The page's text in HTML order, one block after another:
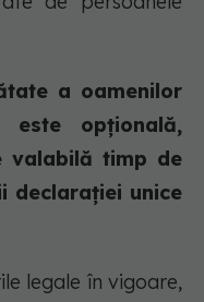
a oamenilor
este opțională,
valabilă timp de
declaraţiei unice
legale în vigoare,